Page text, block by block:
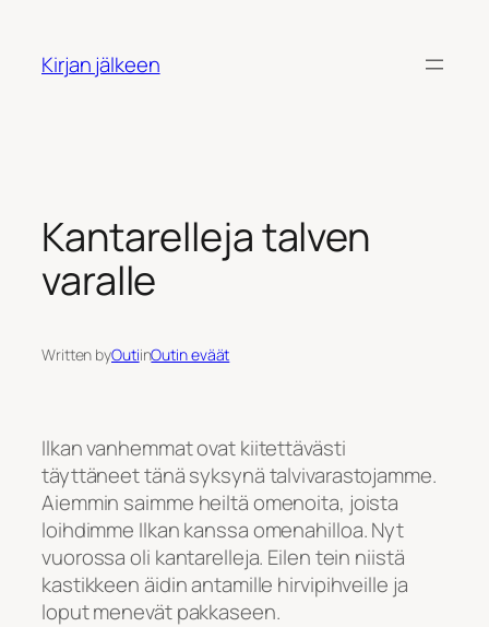
Kirjan jälkeen
Kantarelleja talven
varalle
Written byOutiinOutin eväät
Ilkan vanhemmat ovat kiitettävästi
täyttäneet tänä syksynä talvivarastojamme.
Aiemmin saimme heiltä omenoita, joista
loihdimme Ilkan kanssa omenahilloa. Nyt
vuorossa oli kantarelleja. Eilen tein niistä
kastikkeen äidin antamille hirvipihveille ja
loput menevät pakkaseen.